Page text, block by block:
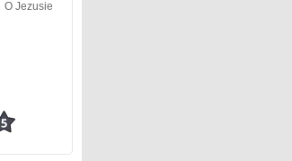
O Jezusie